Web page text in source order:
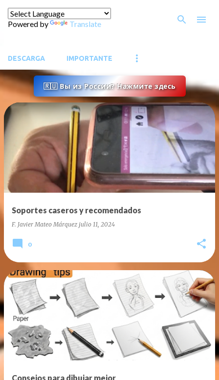
Ir al contenido principal
Powered by
Translate
DESCARGA IMPORTANTE
🇷🇺 Вы из России? Нажмите здесь
E
n
d
s
Soportes caseros y recomendados
F. Javier Mateo Márquez julio 11, 2024
0
Consejos para dibujar mejor